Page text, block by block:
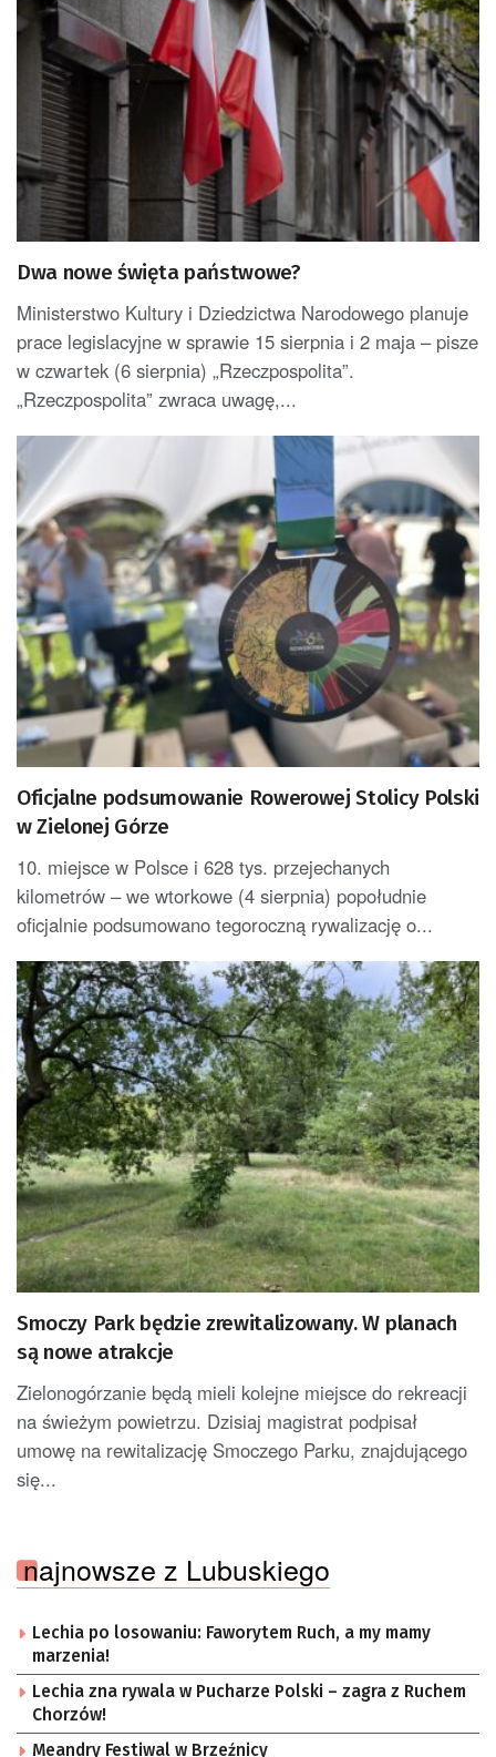
Dwa nowe święta państwowe?
Ministerstwo Kultury i Dziedzictwa Narodowego planuje
prace legislacyjne w sprawie 15 sierpnia i 2 maja – pisze
w czwartek (6 sierpnia) „Rzeczpospolita”.
„Rzeczpospolita” zwraca uwagę,...
Oficjalne podsumowanie Rowerowej Stolicy Polski
w Zielonej Górze
10. miejsce w Polsce i 628 tys. przejechanych
kilometrów – we wtorkowe (4 sierpnia) popołudnie
oficjalnie podsumowano tegoroczną rywalizację o...
Smoczy Park będzie zrewitalizowany. W planach
są nowe atrakcje
Zielonogórzanie będą mieli kolejne miejsce do rekreacji
na świeżym powietrzu. Dzisiaj magistrat podpisał
umowę na rewitalizację Smoczego Parku, znajdującego
się...
najnowsze z Lubuskiego
Lechia po losowaniu: Faworytem Ruch, a my mamy
marzenia!
Lechia zna rywala w Pucharze Polski – zagra z Ruchem
Chorzów!
Meandry Festiwal w Brzeźnicy